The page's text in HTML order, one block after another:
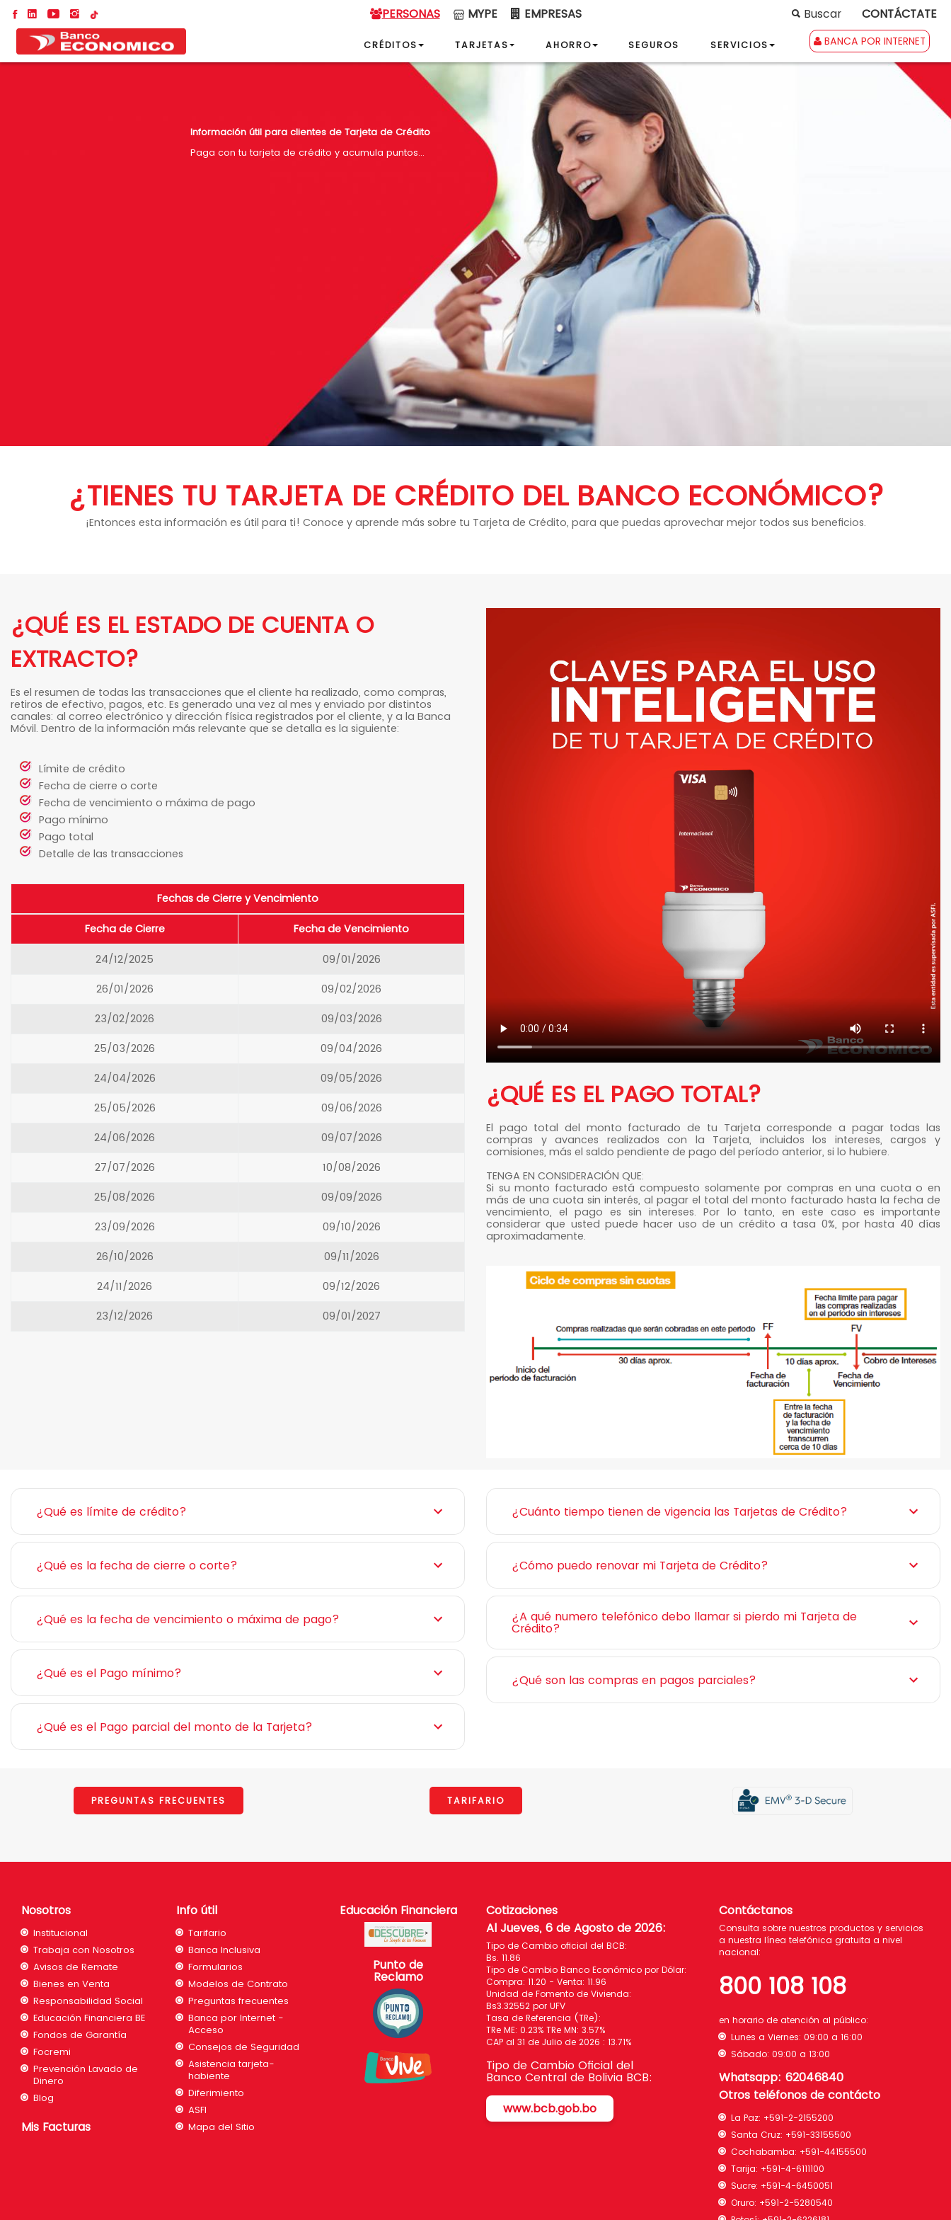
PERSONAS MYPE EMPRESAS Buscar CONTÁCTATE
CRÉDITOS TARJETAS AHORRO SEGUROS SERVICIOS BANCA POR INTERNET
Información útil para clientes de Tarjeta de Crédito
Paga con tu tarjeta de crédito y acumula puntos...
¿TIENES TU TARJETA DE CRÉDITO DEL BANCO ECONÓMICO?
¡Entonces esta información es útil para ti! Conoce y aprende más sobre tu Tarjeta de Crédito, para que puedas aprovechar mejor todos sus beneficios.
¿QUÉ ES EL ESTADO DE CUENTA O
EXTRACTO?
Es el resumen de todas las transacciones que el cliente ha realizado, como compras,
retiros de efectivo, pagos, etc. Es generado una vez al mes y enviado por distintos
canales: al correo electrónico y dirección física registrados por el cliente, y a la Banca
Móvil. Dentro de la información más relevante que se detalla es la siguiente:
Límite de crédito
Fecha de cierre o corte
Fecha de vencimiento o máxima de pago
Pago mínimo
Pago total
Detalle de las transacciones
Fechas de Cierre y Vencimiento
Fecha de Cierre Fecha de Vencimiento
24/12/2025 09/01/2026
26/01/2026 09/02/2026
23/02/2026 09/03/2026
25/03/2026 09/04/2026
24/04/2026 09/05/2026
25/05/2026 09/06/2026
24/06/2026 09/07/2026
27/07/2026 10/08/2026
25/08/2026 09/09/2026
23/09/2026 09/10/2026
26/10/2026 09/11/2026
24/11/2026 09/12/2026
23/12/2026 09/01/2027
¿QUÉ ES EL PAGO TOTAL?
El pago total del monto facturado de tu Tarjeta corresponde a pagar todas las
compras y avances realizados con la Tarjeta, incluidos los intereses, cargos y
comisiones, más el saldo pendiente de pago del período anterior, si lo hubiere.
TENGA EN CONSIDERACIÓN QUE:
Si su monto facturado está compuesto solamente por compras en una cuota o en
más de una cuota sin interés, al pagar el total del monto facturado hasta la fecha de
vencimiento, el pago es sin intereses. Por lo tanto, en este caso es importante
considerar que usted puede hacer uso de un crédito a tasa 0%, por hasta 40 días
aproximadamente.
¿Qué es límite de crédito?
¿Qué es la fecha de cierre o corte?
¿Qué es la fecha de vencimiento o máxima de pago?
¿Qué es el Pago mínimo?
¿Qué es el Pago parcial del monto de la Tarjeta?
¿Cuánto tiempo tienen de vigencia las Tarjetas de Crédito?
¿Cómo puedo renovar mi Tarjeta de Crédito?
¿A qué numero telefónico debo llamar si pierdo mi Tarjeta de
Crédito?
¿Qué son las compras en pagos parciales?
PREGUNTAS FRECUENTES TARIFARIO
Nosotros
Institucional
Trabaja con Nosotros
Avisos de Remate
Bienes en Venta
Responsabilidad Social
Educación Financiera BE
Fondos de Garantía
Focremi
Prevención Lavado de
Dinero
Blog
Mis Facturas
Info útil
Tarifario
Banca Inclusiva
Formularios
Modelos de Contrato
Preguntas frecuentes
Banca por Internet -
Acceso
Consejos de Seguridad
Asistencia tarjeta-
habiente
Diferimiento
ASFI
Mapa del Sitio
Educación Financiera
Punto de
Reclamo
Cotizaciones
Al Jueves, 6 de Agosto de 2026:
Tipo de Cambio oficial del BCB:
Bs. 11.86
Tipo de Cambio Banco Económico por Dólar:
Compra: 11.20 - Venta: 11.96
Unidad de Fomento de Vivienda:
Bs3.32552 por UFV
Tasa de Referencia (TRe):
TRe ME: 0.23% TRe MN: 3.57%
CAP al 31 de Julio de 2026 : 13.71%
Tipo de Cambio Oficial del
Banco Central de Bolivia BCB:
www.bcb.gob.bo
Contáctanos
Consulta sobre nuestros productos y servicios
a nuestra línea telefónica gratuita a nivel
nacional:
800 108 108
en horario de atención al público:
Lunes a Viernes: 09:00 a 16:00
Sábado: 09:00 a 13:00
Whatsapp: 62046840
Otros teléfonos de contácto
La Paz: +591-2-2155200
Santa Cruz: +591-33155500
Cochabamba: +591-44155500
Tarija: +591-4-6111100
Sucre: +591-4-6450051
Oruro: +591-2-5280540